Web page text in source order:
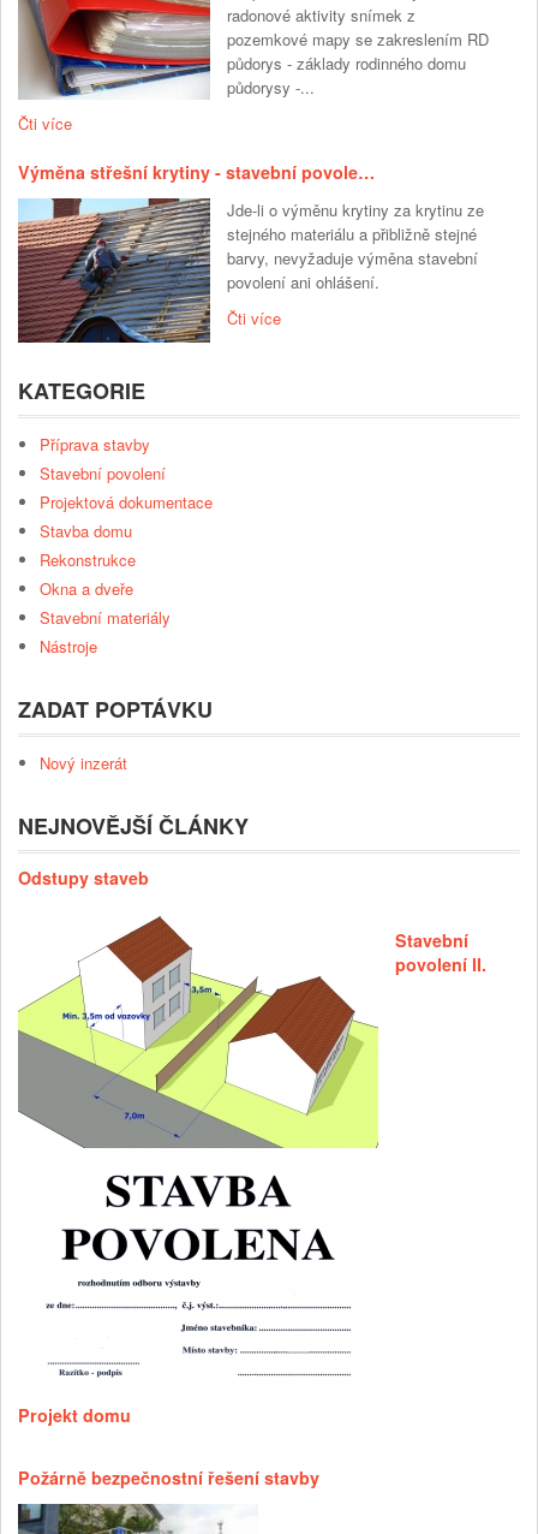
radonové aktivity snímek z
pozemkové mapy se zakreslením RD
půdorys - základy rodinného domu
půdorysy -...
Čti více
Výměna střešní krytiny - stavební povole…
Jde-li o výměnu krytiny za krytinu ze
stejného materiálu a přibližně stejné
barvy, nevyžaduje výměna stavební
povolení ani ohlášení.
Čti více
KATEGORIE
Příprava stavby
Stavební povolení
Projektová dokumentace
Stavba domu
Rekonstrukce
Okna a dveře
Stavební materiály
Nástroje
ZADAT POPTÁVKU
Nový inzerát
NEJNOVĚJŠÍ ČLÁNKY
Odstupy staveb
Stavební
povolení II.
Projekt domu
Požárně bezpečnostní řešení stavby